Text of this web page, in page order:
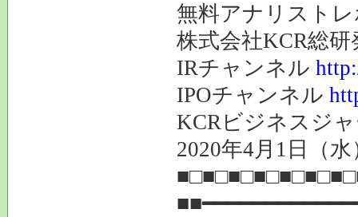
無料アナリスト
株式会社
IRチャンネル
IPOチャンネル
KCRビジネスジ
2020年4月1日（